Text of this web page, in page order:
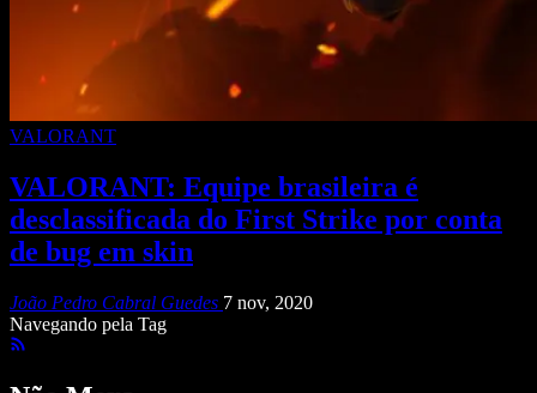
VALORANT
VALORANT: Equipe brasileira é
desclassificada do First Strike por conta
de bug em skin
João Pedro Cabral Guedes 7 nov, 2020
Navegando pela Tag